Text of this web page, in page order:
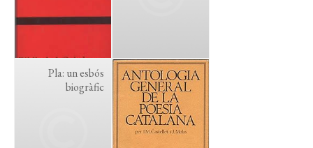
Pla: un esbós
biogràfic